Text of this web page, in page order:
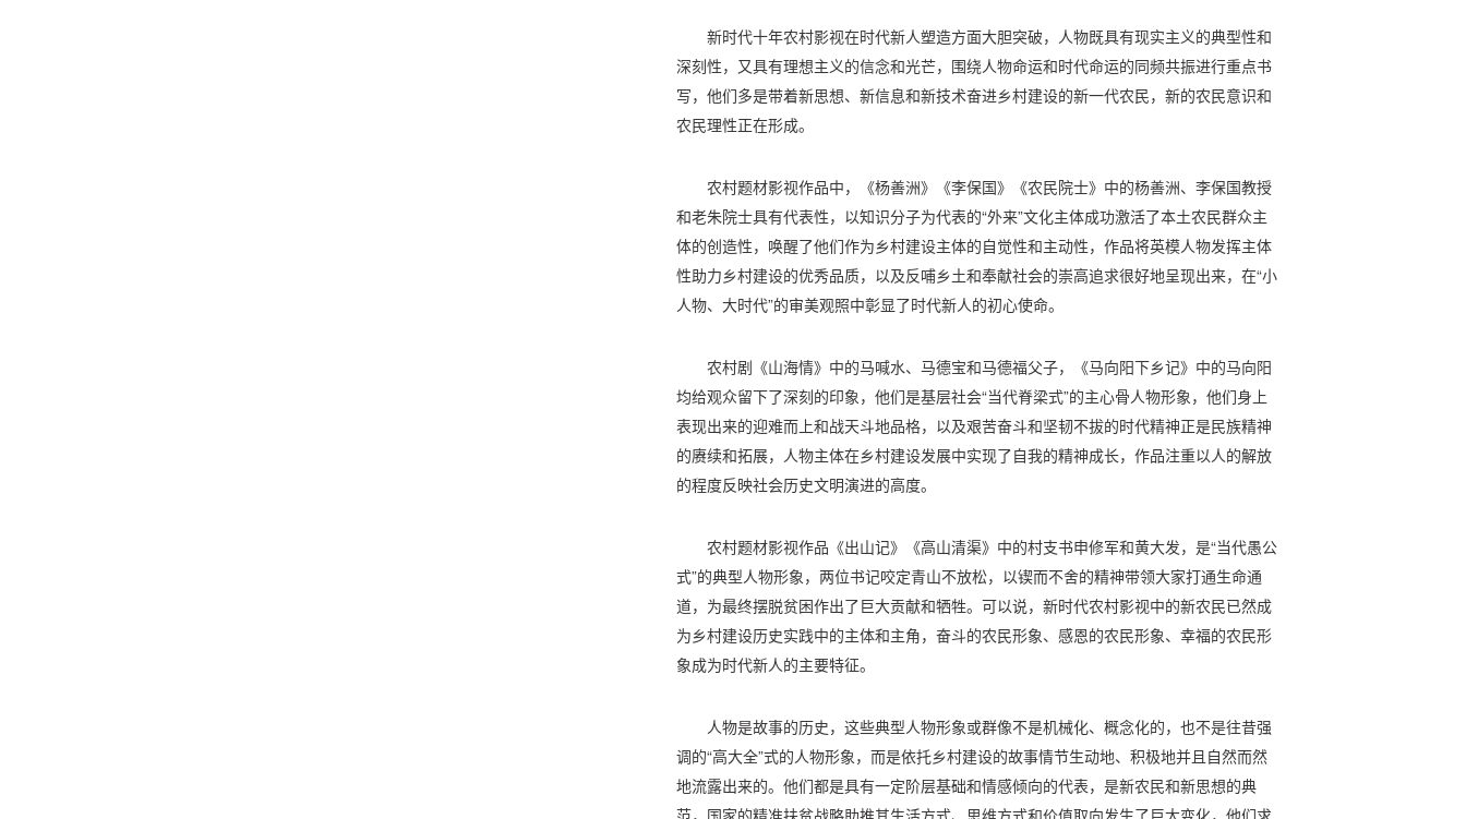
新时代十年农村影视在时代新人塑造方面大胆突破，人物既具有现实主义的典型性和
深刻性，又具有理想主义的信念和光芒，围绕人物命运和时代命运的同频共振进行重点书
写，他们多是带着新思想、新信息和新技术奋进乡村建设的新一代农民，新的农民意识和
农民理性正在形成。
农村题材影视作品中，《杨善洲》《李保国》《农民院士》中的杨善洲、李保国教授
和老朱院士具有代表性，以知识分子为代表的“外来”文化主体成功激活了本土农民群众主
体的创造性，唤醒了他们作为乡村建设主体的自觉性和主动性，作品将英模人物发挥主体
性助力乡村建设的优秀品质，以及反哺乡土和奉献社会的崇高追求很好地呈现出来，在“小
人物、大时代”的审美观照中彰显了时代新人的初心使命。
农村剧《山海情》中的马喊水、马德宝和马德福父子，《马向阳下乡记》中的马向阳
均给观众留下了深刻的印象，他们是基层社会“当代脊梁式”的主心骨人物形象，他们身上
表现出来的迎难而上和战天斗地品格，以及艰苦奋斗和坚韧不拔的时代精神正是民族精神
的赓续和拓展，人物主体在乡村建设发展中实现了自我的精神成长，作品注重以人的解放
的程度反映社会历史文明演进的高度。
农村题材影视作品《出山记》《高山清渠》中的村支书申修军和黄大发，是“当代愚公
式”的典型人物形象，两位书记咬定青山不放松，以锲而不舍的精神带领大家打通生命通
道，为最终摆脱贫困作出了巨大贡献和牺牲。可以说，新时代农村影视中的新农民已然成
为乡村建设历史实践中的主体和主角，奋斗的农民形象、感恩的农民形象、幸福的农民形
象成为时代新人的主要特征。
人物是故事的历史，这些典型人物形象或群像不是机械化、概念化的，也不是往昔强
调的“高大全”式的人物形象，而是依托乡村建设的故事情节生动地、积极地并且自然而然
地流露出来的。他们都是具有一定阶层基础和情感倾向的代表，是新农民和新思想的典
范，国家的精准扶贫战略助推其生活方式、思维方式和价值取向发生了巨大变化，他们求